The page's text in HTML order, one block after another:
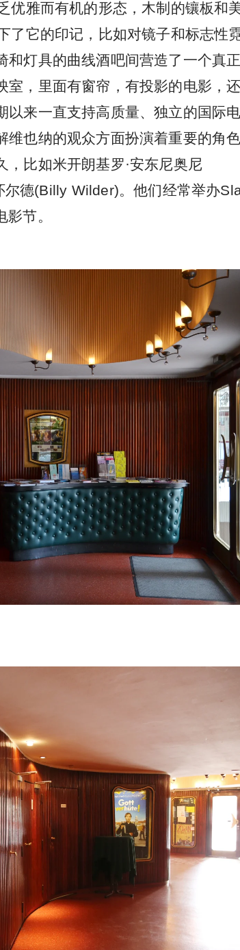
优雅而有机的形态，木制的镶板和
了它的印记，比如对镜子和标志性
和灯具的曲线酒吧间营造了一个真
室，里面有窗帘，有投影的电影，
来一直支持高质量、独立的国际电
维也纳的观众方面扮演着重要的角
比如米开朗基罗·安东尼奥尼
德(Billy Wilder)。他们经常举办
节。